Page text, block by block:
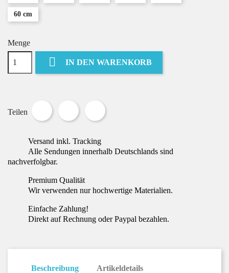
60 cm
Menge
 IN DEN WARENKORB
Teilen
Versand inkl. Tracking
Alle Sendungen innerhalb Deutschlands sind
nachverfolgbar.
Premium Qualität
Wir verwenden nur hochwertige Materialien.
Einfache Zahlung!
Direkt auf Rechnung oder Paypal bezahlen.
Beschreibung Artikeldetails